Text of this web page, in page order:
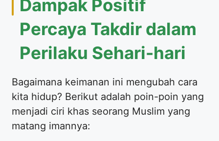
Dampak Positif
Percaya Takdir dalam
Perilaku Sehari-hari
Bagaimana keimanan ini mengubah cara
kita hidup? Berikut adalah poin-poin yang
menjadi ciri khas seorang Muslim yang
matang imannya: